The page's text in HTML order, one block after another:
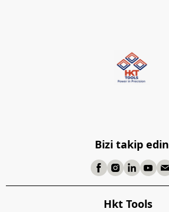
Bizi takip edin
Hkt Tools